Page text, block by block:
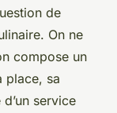
de lecture
de
On ne
compose un
place, sa
service